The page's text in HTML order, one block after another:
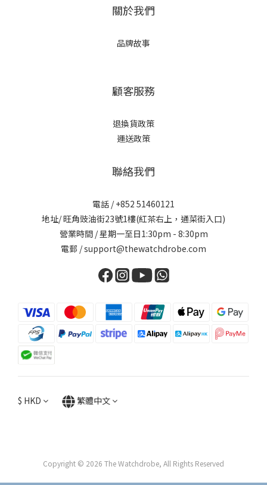
關於我們
品牌故事
顧客服務
退換貨政策
運送政策
聯絡我們
電話 / +852 51460121
地址/ 旺角豉油街23號1樓(紅茶右上，通菜街入口)
營業時間 / 星期一至日1:30pm - 8:30pm
電郵 / support@thewatchdrobe.com
$ HKD 繁體中文
Copyright © 2026 The Watchdrobe, All Rights Reserved